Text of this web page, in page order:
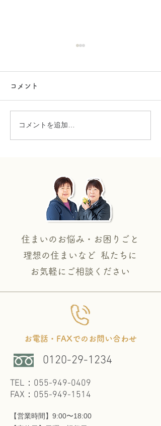
コメント
コメントを追加…
住まいのお悩み・お困りごと
理想の住まいなど 私たちに
​お気軽にご相談ください
お電話・FAXでのお問い合わせ
0120-29-1234
TEL：055-949-0409
FAX：055-949-1514
【営業時間】9:00〜18:00